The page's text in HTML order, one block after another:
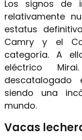
Los signos de
relativamente
estatus
Camry y el
categoría. A
eléctrico
descatalogado
siendo una
mundo.
Vacas